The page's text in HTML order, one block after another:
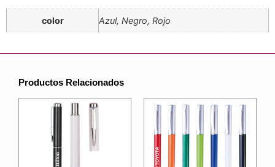
color Azul, Negro, Rojo
Productos Relacionados